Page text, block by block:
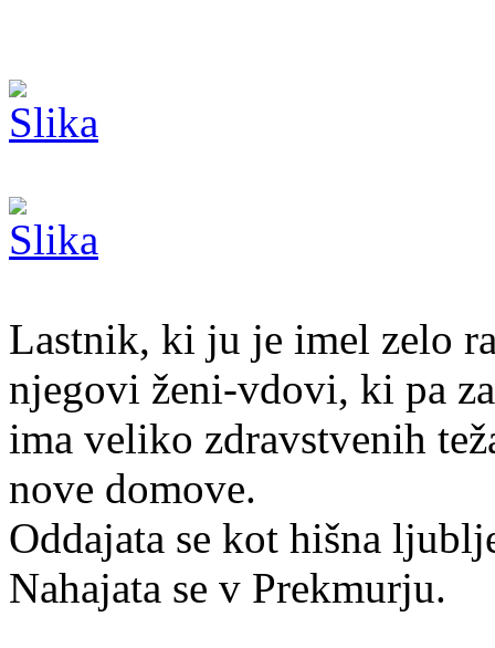
Lastnik, ki ju je imel zelo
njegovi ženi-vdovi, ki pa
ima veliko zdravstvenih
nove domove.
Oddajata se kot hišna
Nahajata se v Prekmurju.